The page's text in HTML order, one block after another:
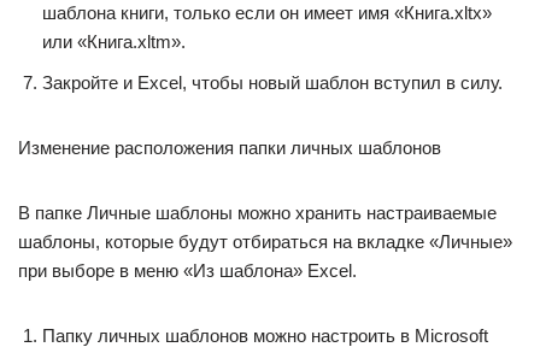
шаблона книги, только если он имеет имя «Книга.xltx»
или «Книга.xltm».
Закройте и Excel, чтобы новый шаблон вступил в силу.
Изменение расположения папки личных шаблонов
В папке Личные шаблоны можно хранить настраиваемые
шаблоны, которые будут отбираться на вкладке «Личные»
при выборе в меню «Из шаблона» Excel.
Папку личных шаблонов можно настроить в Microsoft